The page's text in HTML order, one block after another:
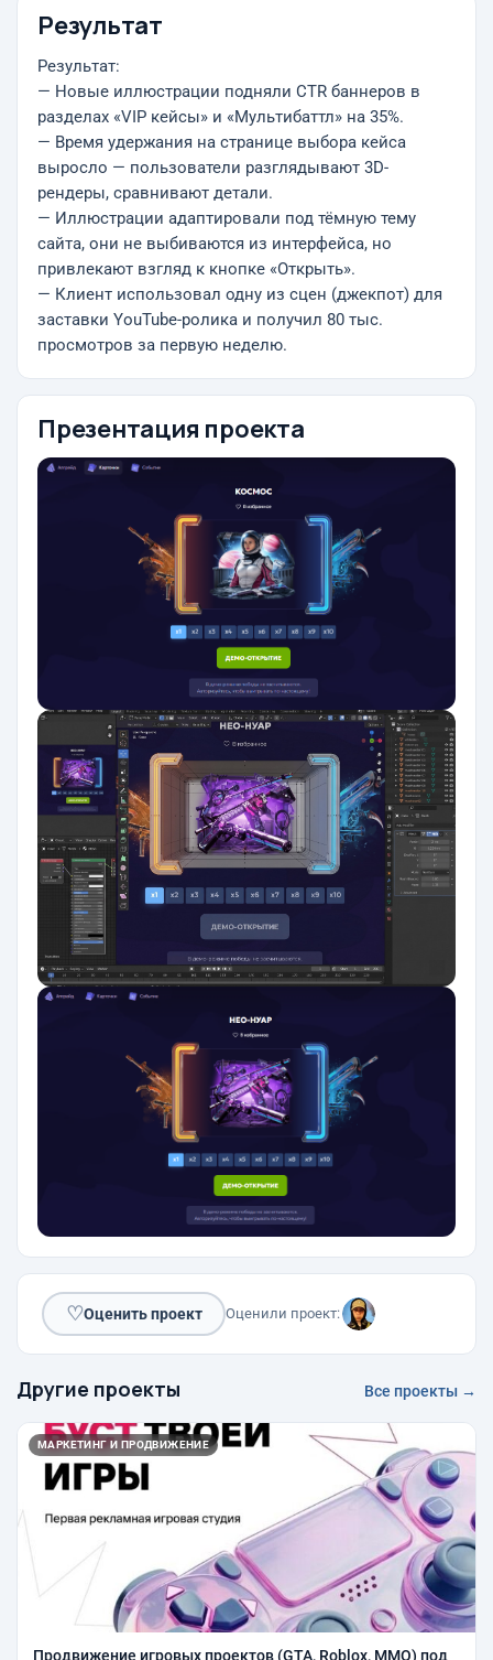
Результат
Результат:
— Новые иллюстрации подняли CTR баннеров в
разделах «VIP кейсы» и «Мультибаттл» на 35%.
— Время удержания на странице выбора кейса
выросло — пользователи разглядывают 3D-
рендеры, сравнивают детали.
— Иллюстрации адаптировали под тёмную тему
сайта, они не выбиваются из интерфейса, но
привлекают взгляд к кнопке «Открыть».
— Клиент использовал одну из сцен (джекпот) для
заставки YouTube-ролика и получил 80 тыс.
просмотров за первую неделю.
Презентация проекта
♡Оценить проект Оценили проект:
Другие проекты Все проекты →
МАРКЕТИНГ И ПРОДВИЖЕНИЕ
Продвижение игровых проектов (GTA, Roblox, ММО) под